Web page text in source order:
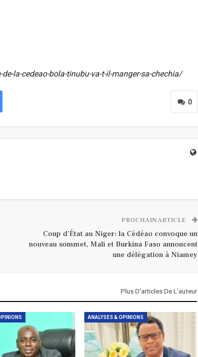
la-cedeao-bola-tinubu-va-t-il-manger-sa-chechia/
0
PROCHAIN ARTICLE
Coup d’État au Niger: la Cédéao convoque un
nouveau sommet, Mali et Burkina Faso annoncent
une délégation à Niamey
Plus D'articles De L'auteur
ANALYSES & OPINIONS